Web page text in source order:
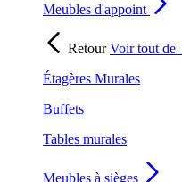
Meubles d'appoint
RetourVoir tout de
Étagères Murales
Buffets
Tables murales
Meubles à sièges